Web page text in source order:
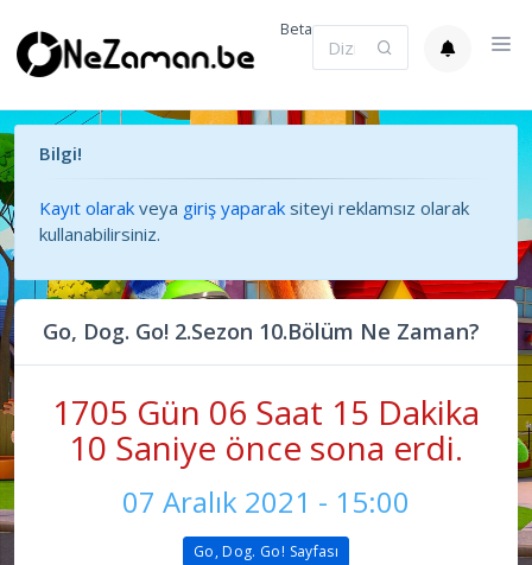
Beta
Bilgi!
Kayıt olarak veya giriş yaparak siteyi reklamsız olarak
kullanabilirsiniz.
Go, Dog. Go! 2.Sezon 10.Bölüm Ne Zaman?
1705 Gün 06 Saat 15 Dakika
10 Saniye önce sona erdi.
07 Aralık 2021 - 15:00
Go, Dog. Go! Sayfası